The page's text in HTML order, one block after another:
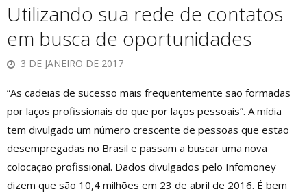
Utilizando sua rede de contatos
em busca de oportunidades
3 DE JANEIRO DE 2017
“As cadeias de sucesso mais frequentemente são formadas
por laços profissionais do que por laços pessoais”. A mídia
tem divulgado um número crescente de pessoas que estão
desempregadas no Brasil e passam a buscar uma nova
colocação profissional. Dados divulgados pelo Infomoney
dizem que são 10,4 milhões em 23 de abril de 2016. É bem